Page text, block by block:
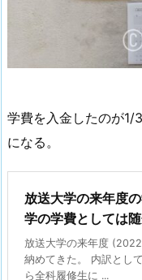
学費を入金したのが1/
になる。
放送大学の来年度
学の学費としては随
放送大学の来年度
納めてきた。 内訳とし
ら全科履修生に ...